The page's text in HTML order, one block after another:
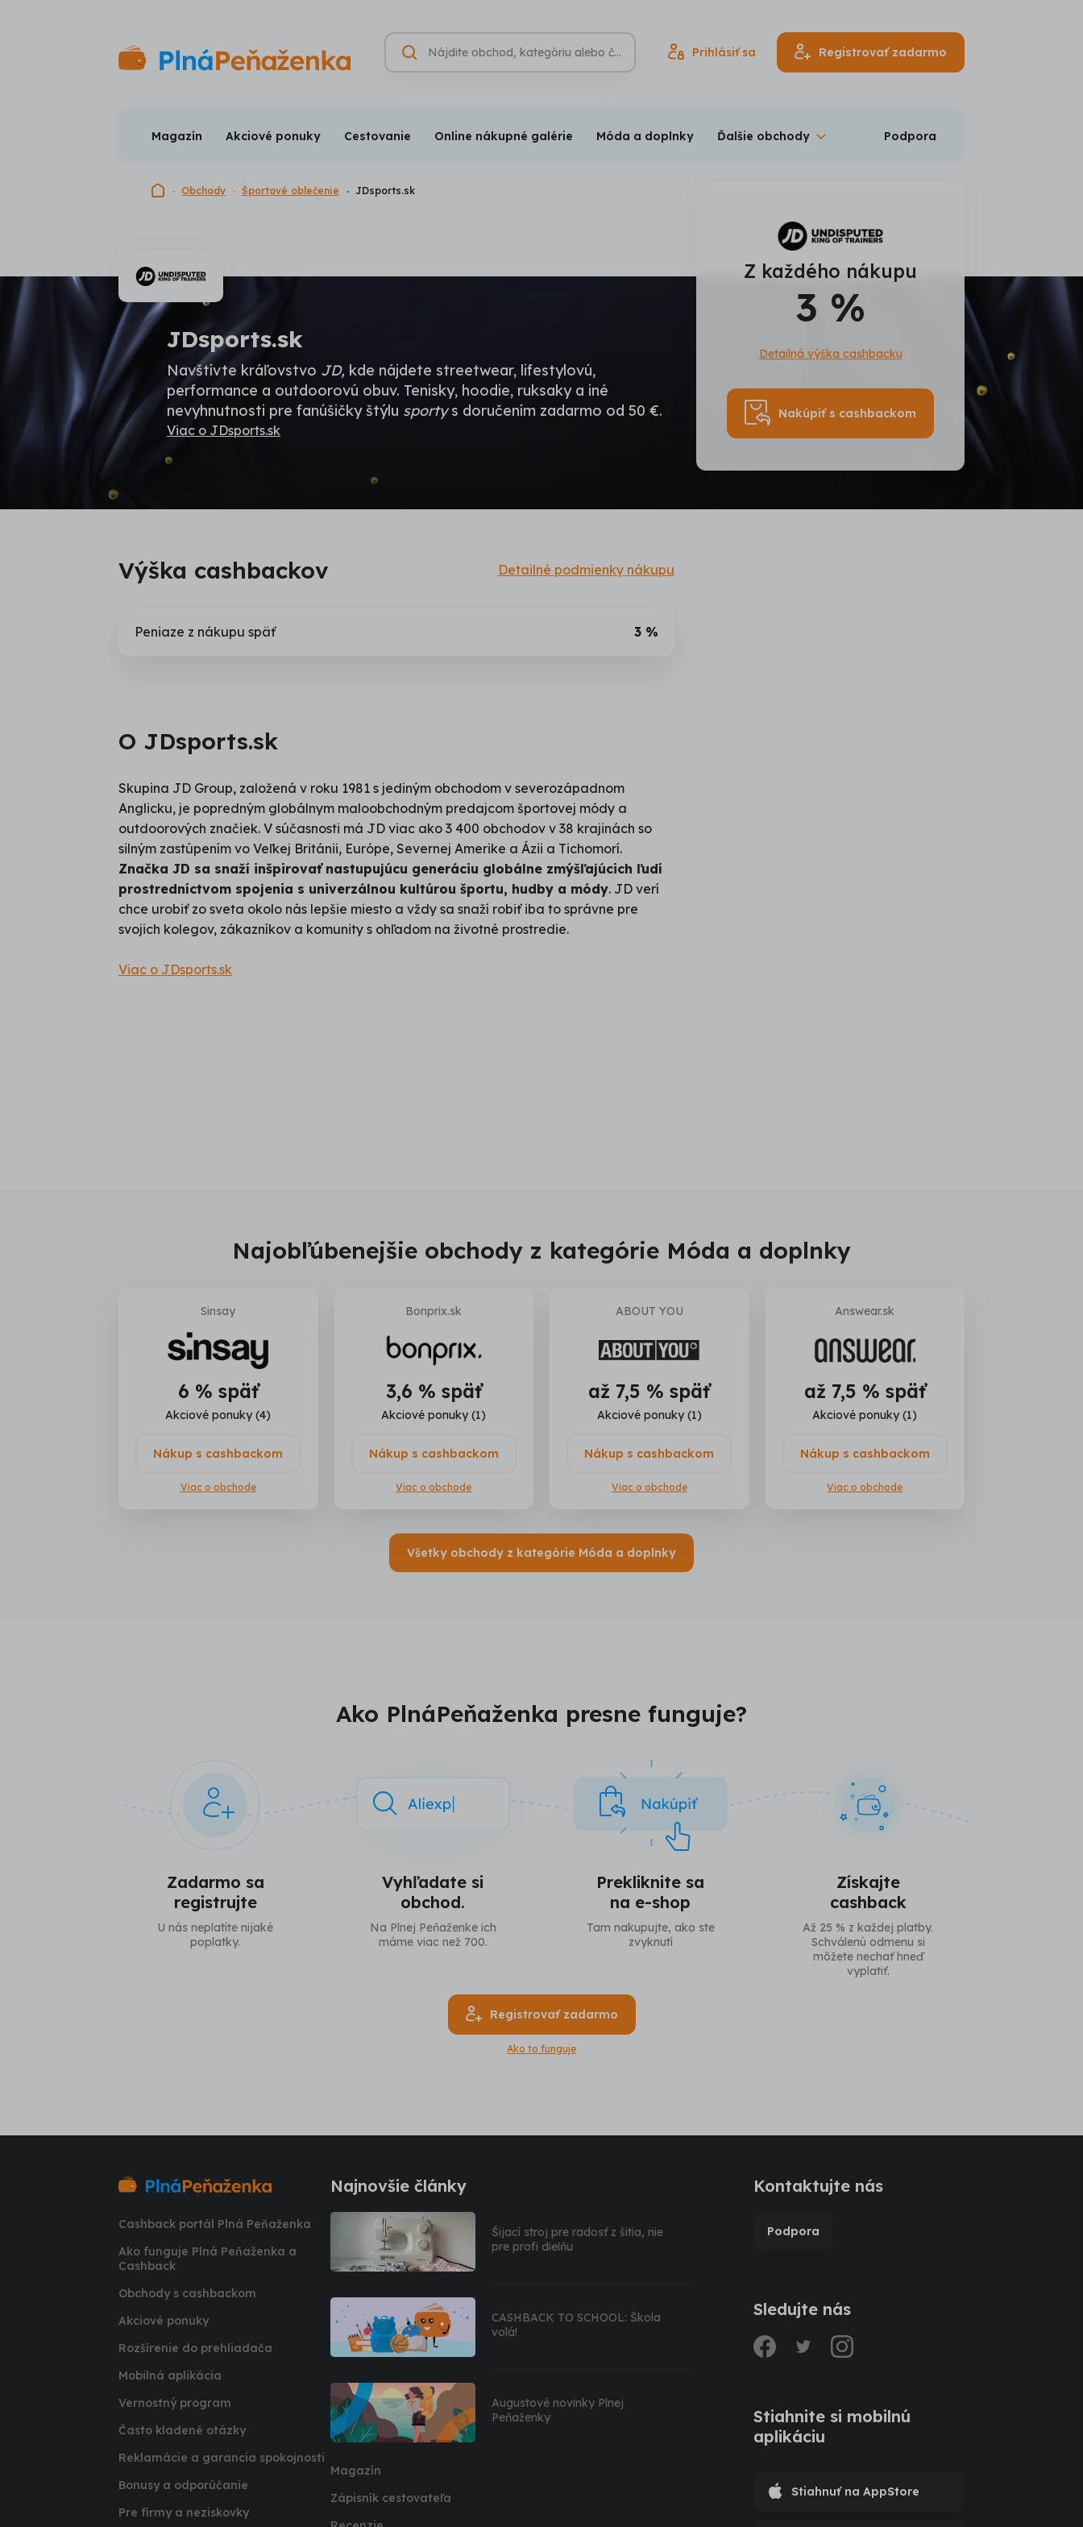
Vyhľadávanie
Hľadať Prihlásiť sa Registrovať zadarmo
Magazín Akciové ponuky Cestovanie Online nákupné galérie Móda a doplnky Ďalšie obchody Podpora
Domovská stránka
Obchody Športové oblečenie JDsports.sk
JDsports.sk
Navštívte kráľovstvo JD, kde nájdete streetwear, lifestylovú,
performance a outdoorovú obuv. Tenisky, hoodie, ruksaky a iné
nevyhnutnosti pre fanúšičky štýlu sportys doručením zadarmo od 50 €.
Viac o JDsports.sk
Z každého nákupu
3 %
Detailná výška cashbacku
Nakúpiť s cashbackom
Výška cashbackov Detailné podmienky nákupu
Peniaze z nákupu späť 3 %
O JDsports.sk
Skupina JD Group, založená v roku 1981 s jediným obchodom v severozápadnom
Anglicku, je popredným globálnym maloobchodným predajcom športovej módy a
outdoorových značiek. V súčasnosti má JD viac ako 3 400 obchodov v 38 krajinách so
silným zastúpením vo Veľkej Británii, Európe, Severnej Amerike a Ázii a Tichomorí.
Značka JD sa snaží inšpirovať nastupujúcu generáciu globálne zmýšľajúcich ľudí
prostredníctvom spojenia s univerzálnou kultúrou športu, hudby a módy. JD verí
chce urobiť zo sveta okolo nás lepšie miesto a vždy sa snaží robiť iba to správne pre
svojich kolegov, zákazníkov a komunity s ohľadom na životné prostredie.
Viac o JDsports.sk
Najobľúbenejšie obchody z kategórie Móda a doplnky
Sinsay
6 % späť
Akciové ponuky (4)
Nákup s cashbackom
Viac o obchode
Bonprix.sk
3,6 % späť
Akciové ponuky (1)
Nákup s cashbackom
Viac o obchode
ABOUT YOU
až 7,5 % späť
Akciové ponuky (1)
Nákup s cashbackom
Viac o obchode
Answear.sk
až 7,5 % späť
Akciové ponuky (1)
Nákup s cashbackom
Viac o obchode
Všetky obchody z kategórie Móda a doplnky
Ako PlnáPeňaženka presne funguje?
Zadarmo sa
registrujte
U nás neplatíte nijaké
poplatky.
Vyhľadate si
obchod.
Na Plnej Peňaženke ich
máme viac než 700.
Prekliknite sa
na e-shop
Tam nakupujte, ako ste
zvyknutí
Získajte
cashback
Až 25 % z každej platby.
Schválenú odmenu si
môžete nechať hneď
vyplatiť.
Registrovať zadarmo
Ako to funguje
Cashback portál Plná Peňaženka
Ako funguje Plná Peňaženka a
Cashback
Obchody s cashbackom
Akciové ponuky
Rozšírenie do prehliadača
Mobilná aplikácia
Vernostný program
Často kladené otázky
Reklamácie a garancia spokojnosti
Bonusy a odporúčanie
Pre firmy a neziskovky
Najnovšie články
Šijací stroj pre radosť z šitia, nie
pre profi dielňu
CASHBACK TO SCHOOL: Škola
volá!
Augustové novinky Plnej
Peňaženky
Magazín
Zápisník cestovateľa
Kontaktujte nás
Podpora
Sledujte nás
facebook
twitterinstagram
Stiahnite si mobilnú
aplikáciu
Stiahnuť na AppStore